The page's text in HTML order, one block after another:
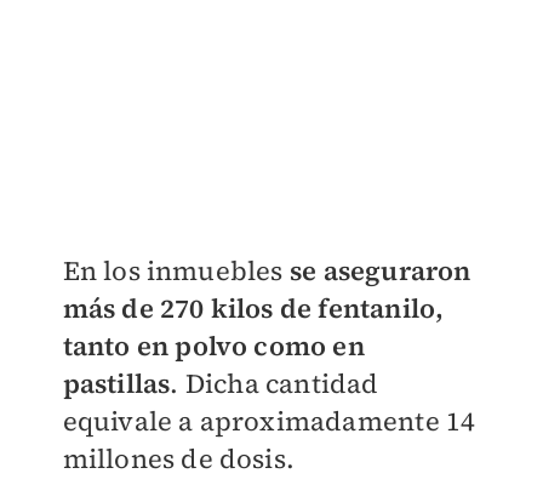
En los inmuebles se aseguraron
más de 270 kilos de fentanilo,
tanto en polvo como en
pastillas. Dicha cantidad
equivale a aproximadamente 14
millones de dosis.